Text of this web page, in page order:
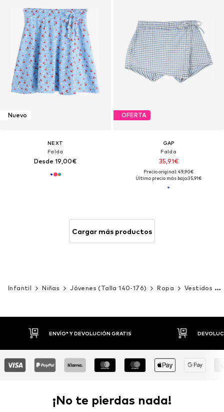
Nuevo
NEXT
Falda
Desde 19,00€
OFERTA
GAP
Falda
35,91€
Precio original: 49,90€
Último precio más bajo:35,91€
Cargar más productos
Infantil Niñas Jóvenes (Talla 140-176) Ropa Vestidos y faldas
ENVÍO* Y DEVOLUCIÓN GRATIS
¡No te pierdas nada!